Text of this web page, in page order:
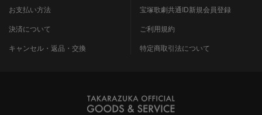
お支払い方法
決済について
キャンセル・返品・交換
宝塚歌劇共通ID新規会員登録
ご利用規約
特定商取引法について